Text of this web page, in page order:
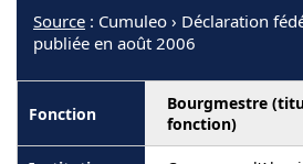
Source : Cumuleo › Déclaration
publiée en août 2006
Bourgmestre
fonction)